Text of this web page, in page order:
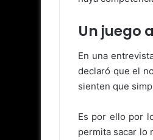
Un juego
En una
declaró que el
sienten que
Es por ello por
permita sacar lo